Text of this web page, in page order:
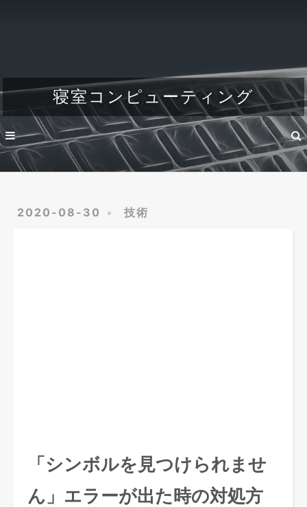
寝室コンピューティング
2020-08-30 技術
「シンボルを見つけられませ
ん」エラーが出た時の対処方
Dev
Engineer's life